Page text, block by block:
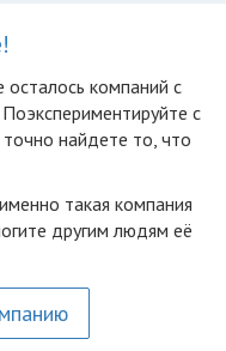
компаний с
с
найдете то, что
такая компания
другим людям её